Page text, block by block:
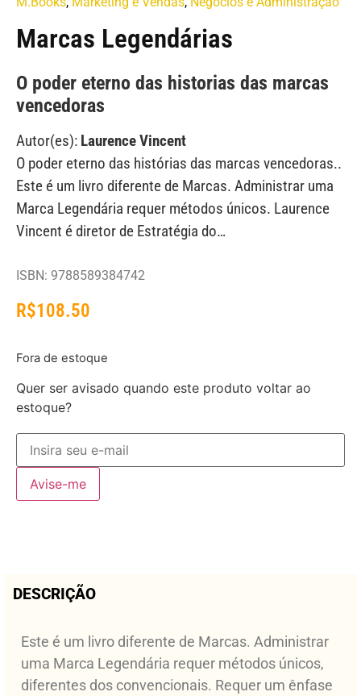
Marcas Legendárias
O poder eterno das historias das marcas
vencedoras
Autor(es): Laurence Vincent
O poder eterno das histórias das marcas vencedoras..
Este é um livro diferente de Marcas. Administrar uma
Marca Legendária requer métodos únicos. Laurence
Vincent é diretor de Estratégia do…
ISBN: 9788589384742
R$108.50
Fora de estoque
Quer ser avisado quando este produto voltar ao
estoque?
Avise-me
DESCRIÇÃO
Este é um livro diferente de Marcas. Administrar
uma Marca Legendária requer métodos únicos,
diferentes dos convencionais. Requer um ênfase